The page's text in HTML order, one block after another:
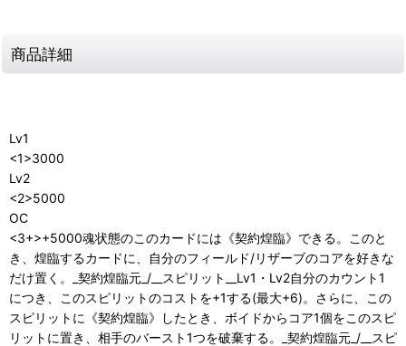
商品詳細
Lv1
<1>3000
Lv2
<2>5000
OC
<3+>+5000魂状態のこのカードには《契約煌臨》できる。このと
き、煌臨するカードに、自分のフィールド/リザーブのコアを好きな
だけ置く。_契約煌臨元_/__スピリット__Lv1・Lv2自分のカウント1
につき、このスピリットのコストを+1する(最大+6)。さらに、この
スピリットに《契約煌臨》したとき、ボイドからコア1個をこのスピ
リットに置き、相手のバースト1つを破棄する。_契約煌臨元_/__スピ